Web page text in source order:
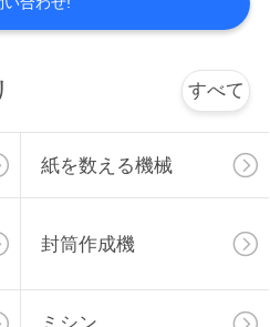
1
すべて
紙を数える機械
封筒作成機